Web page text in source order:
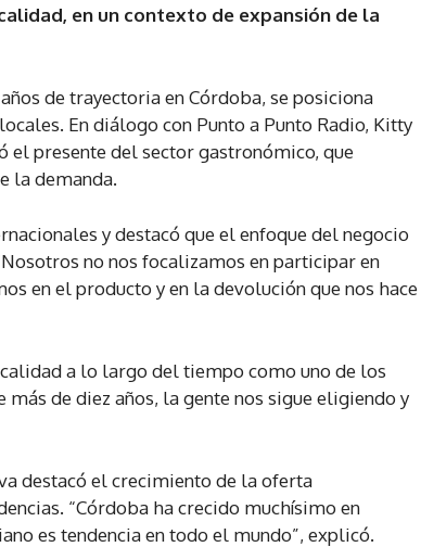
en un contexto de expansión de la
de trayectoria en Córdoba, se posiciona
En diálogo con Punto a Punto Radio, Kitty
presente del sector gastronómico, que
la demanda.
y destacó que el enfoque del negocio
no nos focalizamos en participar en
en el producto y en la devolución que nos hace
a lo largo del tiempo como uno de los
de diez años, la gente nos sigue eligiendo y
destacó el crecimiento de la oferta
“Córdoba ha crecido muchísimo en
es tendencia en todo el mundo”, explicó.